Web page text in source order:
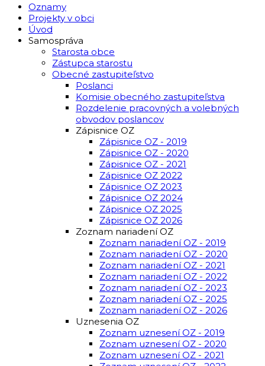
Oznamy
Projekty v obci
Úvod
Samospráva
Starosta obce
Zástupca starostu
Obecné zastupiteľstvo
Poslanci
Komisie obecného zastupiteľstva
Rozdelenie pracovných a volebných
obvodov poslancov
Zápisnice OZ
Zápisnice OZ - 2019
Zápisnice OZ - 2020
Zápisnice OZ - 2021
Zápisnice OZ 2022
Zápisnice OZ 2023
Zápisnice OZ 2024
Zápisnice OZ 2025
Zápisnice OZ 2026
Zoznam nariadení OZ
Zoznam nariadení OZ - 2019
Zoznam nariadení OZ - 2020
Zoznam nariadení OZ - 2021
Zoznam nariadení OZ - 2022
Zoznam nariadení OZ - 2023
Zoznam nariadení OZ - 2025
Zoznam nariadení OZ - 2026
Uznesenia OZ
Zoznam uznesení OZ - 2019
Zoznam uznesení OZ - 2020
Zoznam uznesení OZ - 2021